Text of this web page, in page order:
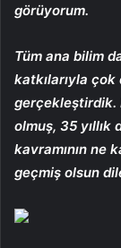
görüyorum.
Tüm ana bilim
katkılarıyla çok
gerçekleştirdik.
olmuş, 35 yıllık
kavramının ne
geçmiş olsun